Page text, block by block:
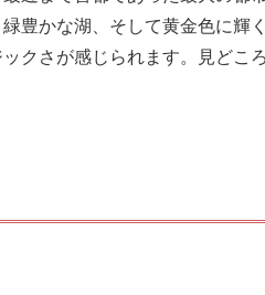
豊かな湖、そして黄金色に輝
クさが感じられます。見どこ